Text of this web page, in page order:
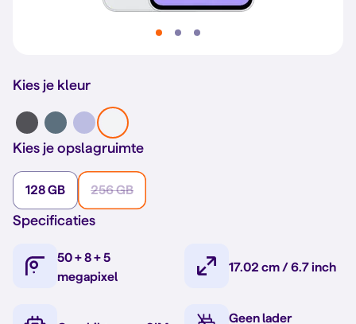
Kies je kleur
Kies je opslagruimte
128 GB 256 GB
Specificaties
50 + 8 + 5
megapixel
17.02 cm / 6.7 inch
Geen lader